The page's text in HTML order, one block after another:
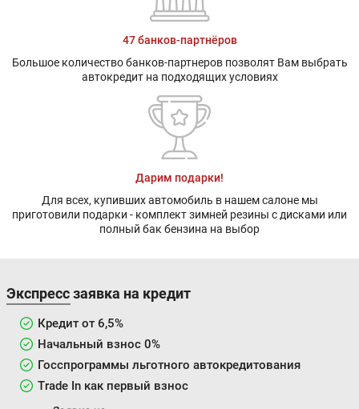
47 банков-партнёров
Большое количество банков-партнеров позволят Вам выбрать
автокредит на подходящих условиях
Дарим подарки!
Для всех, купивших автомобиль в нашем салоне мы
приготовили подарки - комплект зимней резины с дисками или
полный бак бензина на выбор
Экспресс заявка на кредит
Кредит от 6,5%
Начальный взнос 0%
Госспрограммы льготного автокредитования
Trade In как первый взнос